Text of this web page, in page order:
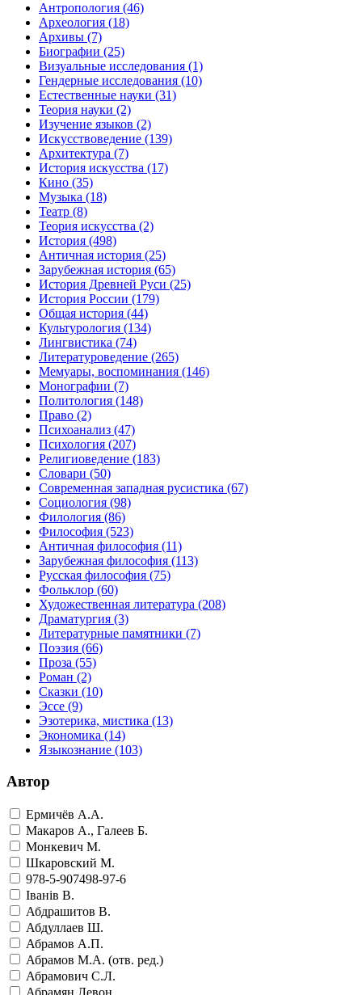
Антропология (46)
Археология (18)
Архивы (7)
Биографии (25)
Визуальные исследования (1)
Гендерные исследования (10)
Естественные науки (31)
Теория науки (2)
Изучение языков (2)
Искусствоведение (139)
Архитектура (7)
История искусства (17)
Кино (35)
Музыка (18)
Театр (8)
Теория искусства (2)
История (498)
Античная история (25)
Зарубежная история (65)
История Древней Руси (25)
История России (179)
Общая история (44)
Культурология (134)
Лингвистика (74)
Литературоведение (265)
Мемуары, воспоминания (146)
Монографии (7)
Политология (148)
Право (2)
Психоанализ (47)
Психология (207)
Религиоведение (183)
Словари (50)
Современная западная русистика (67)
Социология (98)
Филология (86)
Философия (523)
Античная философия (11)
Зарубежная философия (113)
Русская философия (75)
Фольклор (60)
Художественная литература (208)
Драматургия (3)
Литературные памятники (7)
Поэзия (66)
Проза (55)
Роман (2)
Сказки (10)
Эссе (9)
Эзотерика, мистика (13)
Экономика (14)
Языкознание (103)
Автор
Ермичёв А.А.
Макаров А., Галеев Б.
Монкевич М.
Шкаровский М.
978-5-907498-97-6
Iванiв В.
Абдрашитов В.
Абдуллаев Ш.
Абрамов А.П.
Абрамов М.А. (отв. ред.)
Абрамович С.Л.
Абрамян Левон